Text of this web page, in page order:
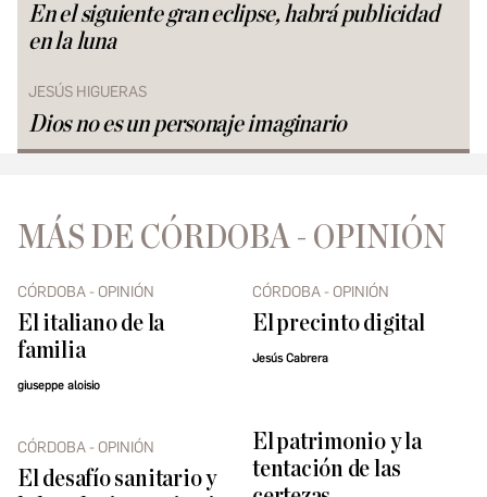
En el siguiente gran eclipse, habrá publicidad
en la luna
JESÚS HIGUERAS
Dios no es un personaje imaginario
MÁS DE CÓRDOBA - OPINIÓN
CÓRDOBA - OPINIÓN
El italiano de la
familia
giuseppe aloisio
CÓRDOBA - OPINIÓN
El precinto digital
Jesús Cabrera
CÓRDOBA - OPINIÓN
El desafío sanitario y
El patrimonio y la
tentación de las